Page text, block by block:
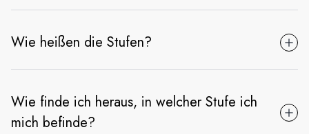
Wie heißen die Stufen?
Wie finde ich heraus, in welcher Stufe ich
mich befinde?